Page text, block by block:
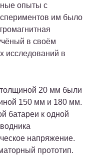
опыты с
им было
в своём
исследований в
20 мм были
150 мм и 180 мм.
батареи к одной
напряжение.
прототип.